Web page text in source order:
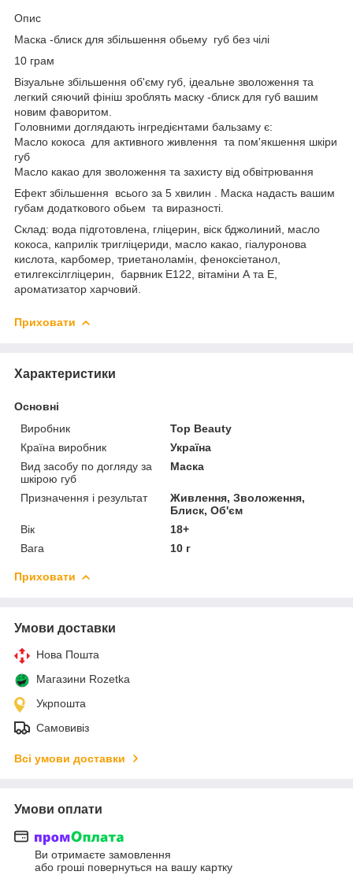
Опис
Маска -блиск для збільшення обьему губ без чілі
10 грам
Візуальне збільшення об'єму губ, ідеальне зволоження та
легкий сяючий фініш зроблять маску -блиск для губ вашим
новим фаворитом.
Головними доглядають інгредієнтами бальзаму є:
Масло кокоса для активного живлення та пом'якшення шкіри
губ
Масло какао для зволоження та захисту від обвітрювання
Ефект збільшення всього за 5 хвилин . Маска надасть вашим
губам додаткового обьем та виразності.
Склад: вода підготовлена, гліцерин, віск бджолиний, масло
кокоса, каприлік тригліцериди, масло какао, гіалуронова
кислота, карбомер, триетаноламін, феноксіетанол,
етилгексілгліцерин, барвник Е122, вітаміни А та Е,
ароматизатор харчовий.
Приховати
Характеристики
Основні
Виробник
Top Beauty
Країна виробник
Україна
Вид засобу по догляду за
шкірою губ
Маска
Призначення і результат
Живлення, Зволоження,
Блиск, Об'єм
Вік
18+
Вага
10 г
Приховати
Умови доставки
Нова Пошта
Магазини Rozetka
Укрпошта
Самовивіз
Всі умови доставки
Умови оплати
Ви отримаєте замовлення
або гроші повернуться на вашу картку